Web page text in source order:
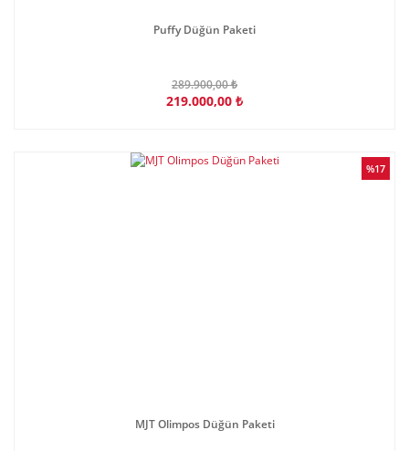
Puffy Düğün Paketi
289.900,00 ₺
219.000,00 ₺
%17
MJT Olimpos Düğün Paketi